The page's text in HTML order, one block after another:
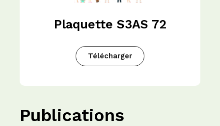
Plaquette S3AS 72
Télécharger
Publications